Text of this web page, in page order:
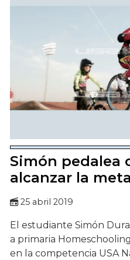
Simón pedalea
alcanzar la meta
25 abril 2019
El estudiante Simón
a primaria
en la competencia USA